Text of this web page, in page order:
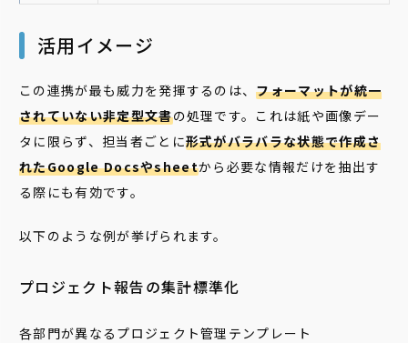
活用イメージ
この連携が最も威力を発揮するのは、フォーマットが統一
されていない非定型文書の処理です。これは紙や画像デー
タに限らず、担当者ごとに形式がバラバラな状態で作成さ
れたGoogle Docsやsheetから必要な情報だけを抽出す
る際にも有効です。
以下のような例が挙げられます。
プロジェクト報告の集計標準化
各部門が異なるプロジェクト管理テンプレート